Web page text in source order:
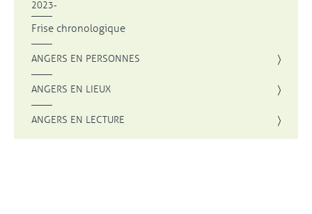
2023-
Frise chronologique
ANGERS EN PERSONNES
ANGERS EN LIEUX
ANGERS EN LECTURE